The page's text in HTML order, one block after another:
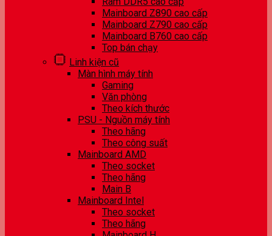
Mainboard Z890 cao cấp
Mainboard Z790 cao cấp
Mainboard B760 cao cấp
Top bán chạy
Linh kiện cũ
Màn hình máy tính
Gaming
Văn phòng
Theo kích thước
PSU - Nguồn máy tính
Theo hãng
Theo công suất
Mainboard AMD
Theo socket
Theo hãng
Main B
Mainboard Intel
Theo socket
Theo hãng